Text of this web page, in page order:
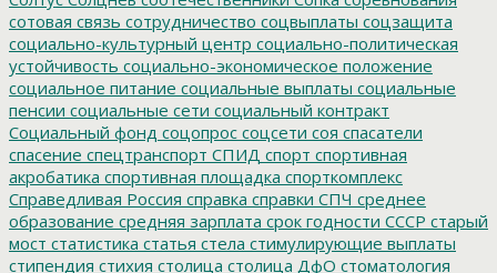
сотовая связь сотрудничество соцвыплаты соцзащита
социально-культурный центр социально-политическая
устойчивость социально-экономическое положение
социальное питание социальные выплаты социальные
пенсии социальные сети социальный контракт
Социальный фонд соцопрос соцсети соя спасатели
спасение спецтранспорт СПИД спорт спортивная
акробатика спортивная площадка спорткомплекс
Справедливая Россия справка справки СПЧ среднее
образование средняя зарплата срок годности СССР старый
мост статистика статья стела стимулирующие выплаты
стипендия стихия столица столица ДфО стоматология